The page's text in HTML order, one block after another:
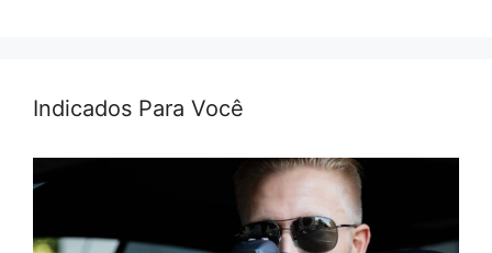
Indicados Para Você